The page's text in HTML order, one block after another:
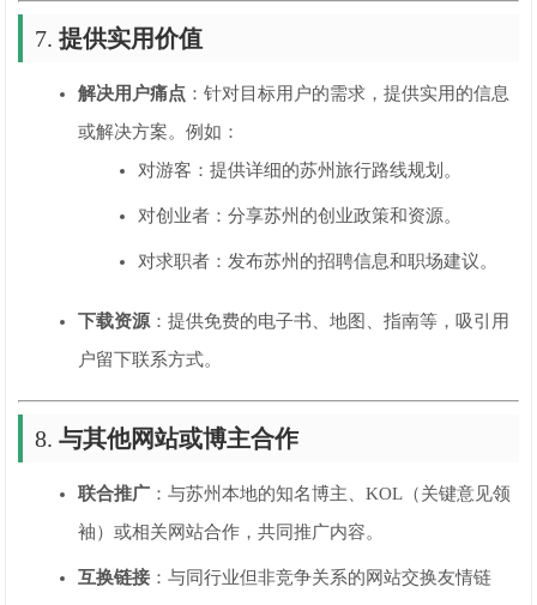
7.提供实用价值
解决用户痛点 ：针对目标用户的需求，提供实用的信息
或解决方案。例如：
对游客：提供详细的苏州旅行路线规划。
对创业者：分享苏州的创业政策和资源。
对求职者：发布苏州的招聘信息和职场建议。
下载资源 ：提供免费的电子书、地图、指南等，吸引用
户留下联系方式。
8.与其他网站或博主合作
联合推广 ：与苏州本地的知名博主、KOL（关键意见领
袖）或相关网站合作，共同推广内容。
互换链接 ：与同行业但非竞争关系的网站交换友情链